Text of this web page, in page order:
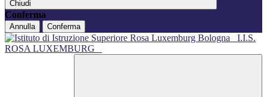
Chiudi
Conferma
Annulla Conferma
I.I.S.
ROSA LUXEMBURG